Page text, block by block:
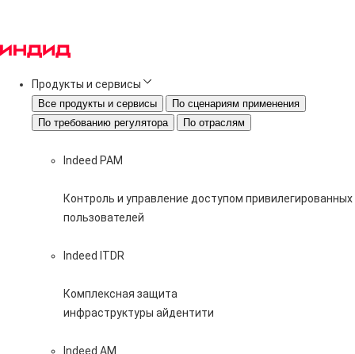
Продукты и сервисы
Все продукты и сервисы
По сценариям применения
По требованию регулятора
По отраслям
Indeed PAM
Контроль и управление доступом привилегированных
пользователей
Indeed ITDR
Комплексная защита
инфраструктуры айдентити
Indeed AM